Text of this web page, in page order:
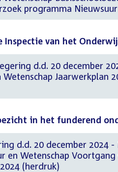
programma Nieuwsuur
Inspectie van het
d.d. 20 december
Jaarwerkplan
in het funderend
d.d. 20 december 2024 -
en Wetenschap
(herdruk)